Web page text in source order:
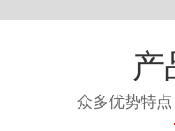
产
众多优势特